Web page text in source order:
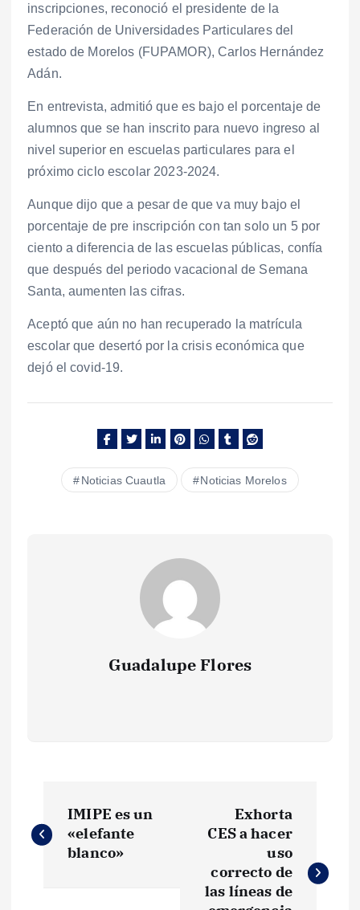
inscripciones, reconoció el presidente de la
Federación de Universidades Particulares del
estado de Morelos (FUPAMOR), Carlos Hernández
Adán.
En entrevista, admitió que es bajo el porcentaje de
alumnos que se han inscrito para nuevo ingreso al
nivel superior en escuelas particulares para el
próximo ciclo escolar 2023-2024.
Aunque dijo que a pesar de que va muy bajo el
porcentaje de pre inscripción con tan solo un 5 por
ciento a diferencia de las escuelas públicas, confía
que después del periodo vacacional de Semana
Santa, aumenten las cifras.
Aceptó que aún no han recuperado la matrícula
escolar que desertó por la crisis económica que
dejó el covid-19.
Noticias Cuautla Noticias Morelos
Guadalupe Flores
a
IMIPE es un
«elefante
blanco»
Exhorta
CES a hacer
uso
correcto de
las líneas de